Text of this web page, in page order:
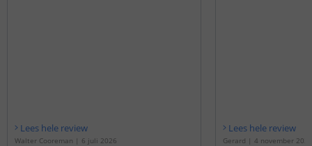
Lees hele review
Walter Cooreman | 6 juli 2026
Lees hele review
Gerard | 4 november 2025